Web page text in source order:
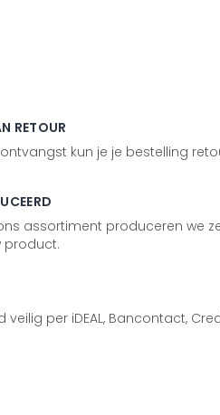
RETOUR
kun je je bestelling
assortiment produceren we
product.
veilig per iDEAL, Bancontact,